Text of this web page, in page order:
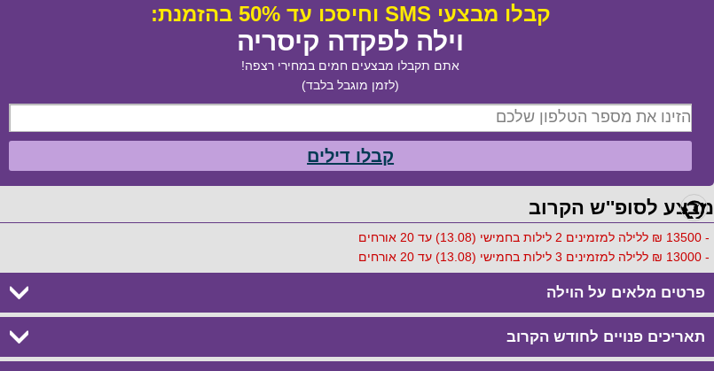
קבלו מבצעי SMS וחיסכו עד 50% בהזמנת:
וילה לפקדה קיסריה
אתם תקבלו מבצעים חמים במחירי רצפה!
(לזמן מוגבל בלבד)
קבלו דילים
מבצע לסופ''ש הקרוב
- 13500 ₪ ללילה למזמינים 2 לילות בחמישי (13.08) עד 20 אורחים
- 13000 ₪ ללילה למזמינים 3 לילות בחמישי (13.08) עד 20 אורחים
פרטים מלאים על הוילה
תאריכים פנויים לחודש הקרוב